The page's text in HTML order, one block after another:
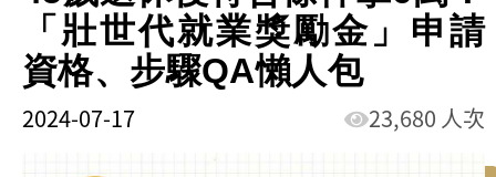
「壯世代就業獎勵金」申請
資格、步驟QA懶人包
2024-07-17 23,680 人次